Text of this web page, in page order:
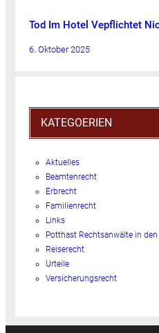
Tod Im Hotel Vepflichtet
6. Oktober 2025
KATEGOERIEN
Aktuelles
Beamtenrecht
Erbrecht
Familienrecht
Links
Potthast Rechtsanwälte in den
Reiserecht
Urteile
Versicherungsrecht